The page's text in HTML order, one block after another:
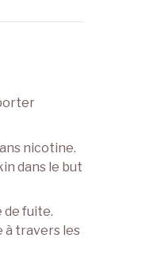
nicotine.
dans le but
de fuite.
à travers les